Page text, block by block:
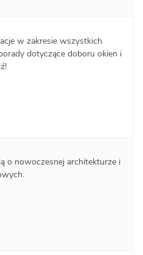
w zakresie wszystkich
dotyczące doboru okien i
o nowoczesnej architekturze i